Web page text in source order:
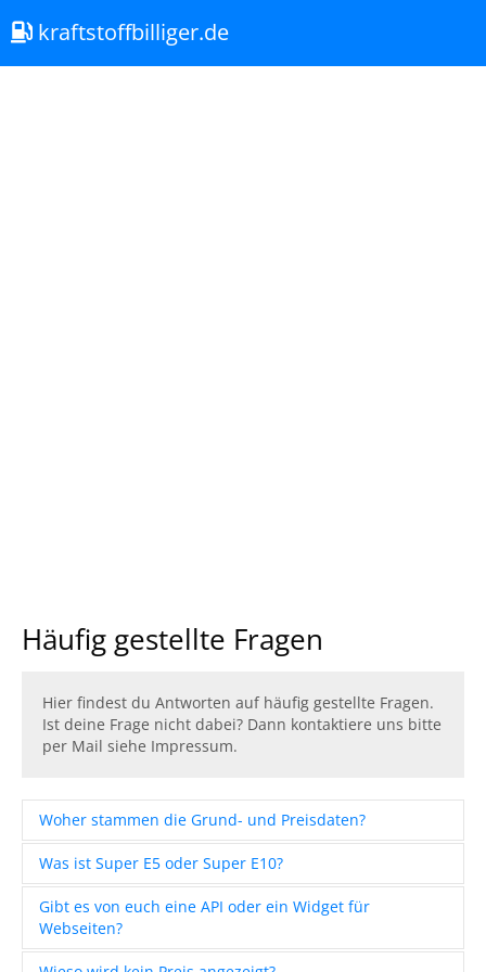
kraftstoffbilliger.de
Häufig gestellte Fragen
Hier findest du Antworten auf häufig gestellte Fragen.
Ist deine Frage nicht dabei? Dann kontaktiere uns bitte
per Mail siehe Impressum.
Woher stammen die Grund- und Preisdaten?
Wir sind ein offiziell vom Bundeskartellamt
zugelassener Verbraucherinformationsdienst für
Kraftstoffe. Die vom Bundeskartellamt eingerichtete
Organisationseinheit Markttransparenzstelle für
Kraftstoffe kurz MTS-K sammelt von den einzelnen
Was ist Super E5 oder Super E10?
Dazu findet man auf unsererStartseitedetailierte
Informationen.
Gibt es von euch eine API oder ein Widget für
Webseiten?